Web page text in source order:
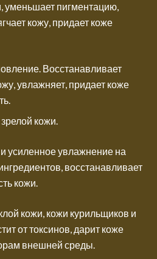
уменьшает пигментацию,
кожу, придает коже
Восстанавливает
увлажняет, придает коже
кожи.
усиленное увлажнение на
восстанавливает
кожи.
кожи, кожи курильщиков и
от токсинов, дарит коже
внешней среды.